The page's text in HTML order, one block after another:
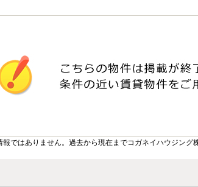
ではありません。過去から現在までコガネイハウジン